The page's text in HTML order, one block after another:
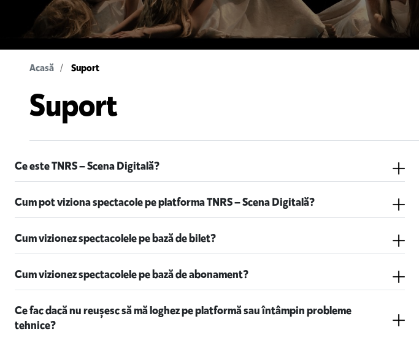
Acasă Suport
Suport
Ce este TNRS – Scena Digitală?
Cum pot viziona spectacole pe platforma TNRS – Scena Digitală?
Cum vizionez spectacolele pe bază de bilet?
Cum vizionez spectacolele pe bază de abonament?
Ce fac dacă nu reușesc să mă loghez pe platformă sau întâmpin probleme
tehnice?